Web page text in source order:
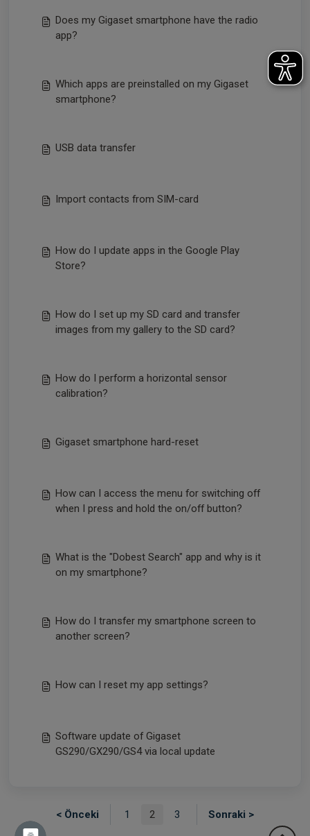
Does my Gigaset smartphone have the radio
app?
Which apps are preinstalled on my Gigaset
smartphone?
USB data transfer
Import contacts from SIM-card
How do I update apps in the Google Play
Store?
How do I set up my SD card and transfer
images from my gallery to the SD card?
How do I perform a horizontal sensor
calibration?
Gigaset smartphone hard-reset
How can I access the menu for switching off
when I press and hold the on/off button?
What is the "Dobest Search" app and why is it
on my smartphone?
How do I transfer my smartphone screen to
another screen?
How can I reset my app settings?
Software update of Gigaset
GS290/GX290/GS4 via local update
< Önceki 1 2 3 Sonraki >